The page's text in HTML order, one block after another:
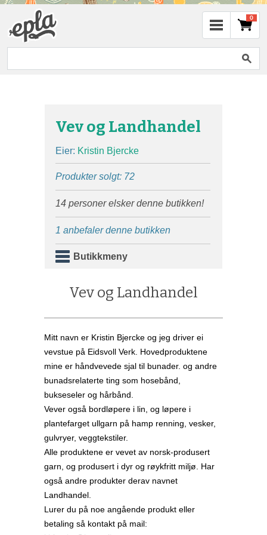
0
Vev og Landhandel
Eier: Kristin Bjercke
Produkter solgt: 72
14 personer elsker denne butikken!
1 anbefaler denne butikken
Butikkmeny
Vev og Landhandel
Mitt navn er Kristin Bjercke og jeg driver ei
vevstue på Eidsvoll Verk. Hovedproduktene
mine er håndvevede sjal til bunader. og andre
bunadsrelaterte ting som hosebånd,
bukseseler og hårbånd.
Vever også bordløpere i lin, og løpere i
plantefarget ullgarn på hamp renning, vesker,
gulvryer, veggtekstiler.
Alle produktene er vevet av norsk-produsert
garn, og produsert i dyr og røykfritt miljø. Har
også andre produkter derav navnet
Landhandel.
Lurer du på noe angående produkt eller
betaling så kontakt på mail: